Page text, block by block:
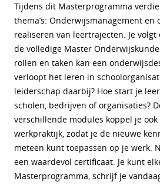
Tijdens dit Masterprogramma
thema’s: Onderwijsmanagement en
realiseren van leertrajecten. Je
de volledige Master
rollen en taken kan een
verloopt het leren in
leiderschap daarbij? Hoe start je
scholen, bedrijven of organisaties?
verschillende modules koppel je
werkpraktijk, zodat je de nieuwe
meteen kunt toepassen op je werk.
een waardevol certificaat. Je kunt
Masterprogramma, schrijf je